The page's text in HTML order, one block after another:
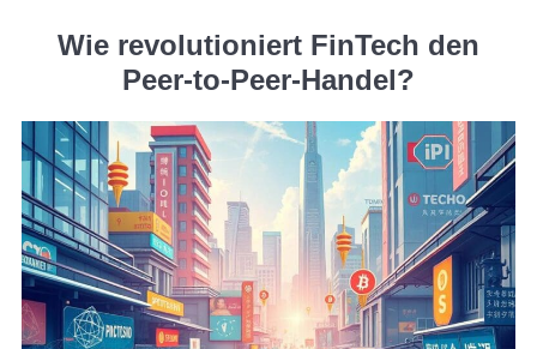
Wie revolutioniert FinTech den
Peer-to-Peer-Handel?